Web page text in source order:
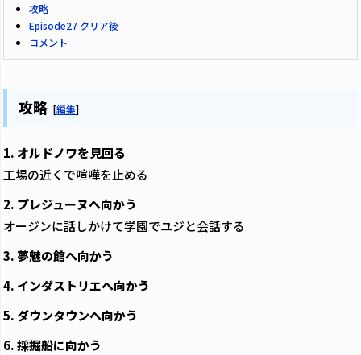
攻略
Episode27 クリア後
コメント
攻略 [編集]
1. オルドノワを見回る
工場の近くで喧嘩を止める
2. プレジューヌへ向かう
オージンに話しかけて学園でユジと会話する
3. 夢魅の館へ向かう
4. インダストリエへ向かう
5. ダウンタウンへ向かう
6. 採掘船に向かう